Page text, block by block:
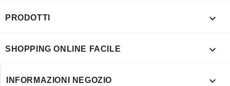
PRODOTTI 
SHOPPING ONLINE FACILE 
INFORMAZIONI NEGOZIO 